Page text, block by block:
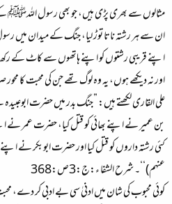
مثالوں سے بھری پڑی ہیں، جو بھی رسول اللہﷺ
ان سے ہر رشتہ ناتا توڑ لیا، جنگ کے میدان میں
اپنے قریبی رشتوں کو اپنے ہاتھوں سے کاٹ کے رکھ
اور نہ دیکھے ہوں، یہ وہ لوگ تھے جن کی محبت کا
علی القاری لکھتے ہیں: ”جنگ بدر میں حضرت
بن عمیر نے اپنے بھائی کو قتل کیا، حضرت عمر نے
کئی رشتہ داروں کو قتل کیا اور حضرت ابوبکر نے
عنہم)‘‘۔ شرح الشفا ء:ج:3ص:368
کوئی محبوب کی شان میں ادنیٰ سی بے ادبی کر دے،